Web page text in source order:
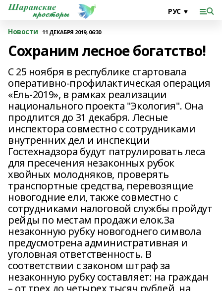
Новости 11 ДЕКАБРЯ 2019, 06:30
Сохраним лесное богатство!
С 25 ноября в республике стартовала
оперативно-профилактическая операция
«Ель-2019», в рамках реализации
национального проекта "Экология". Она
продлится до 31 декабря. Лесные
инспектора совместно с сотрудниками
внутренних дел и инспекции
Гостехнадзора будут патрулировать леса
для пресечения незаконных рубок
хвойных молодняков, проверять
транспортные средства, перевозящие
новогодние ели, также совместно с
сотрудниками налоговой службы пройдут
рейды по местам продажи елок.За
незаконную рубку новогоднего символа
предусмотрена административная и
уголовная ответственность. В
соответствии с законом штраф за
незаконную рубку составляет: на граждан
– от трех до четырех тысяч рублей, на